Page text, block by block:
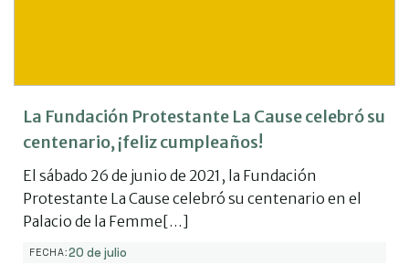
La Fundación Protestante La Cause celebró su
centenario, ¡feliz cumpleaños!
El sábado 26 de junio de 2021, la Fundación
Protestante La Cause celebró su centenario en el
Palacio de la Femme[…]
FECHA:20 de julio